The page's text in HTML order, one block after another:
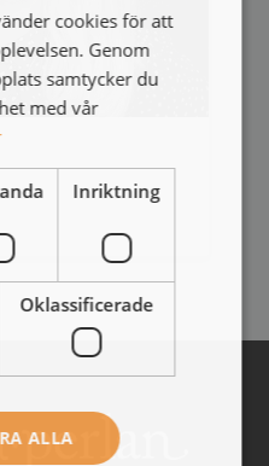
cookies för att
Genom
samtycker du
med vår
Inriktning
Oklassificerade
ALLA